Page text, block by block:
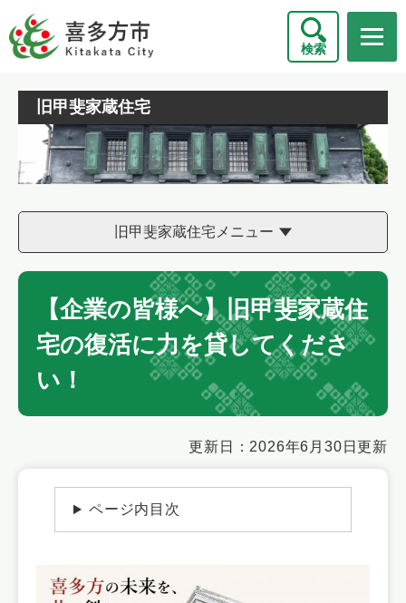
ー
ジ
検索
旧甲斐家蔵住宅
旧甲斐家蔵住宅メニュー
【企業の皆様へ】旧甲斐家蔵住
宅の復活に力を貸してくださ
い！
文
更新日：2026年6月30日更新
ページ内目次